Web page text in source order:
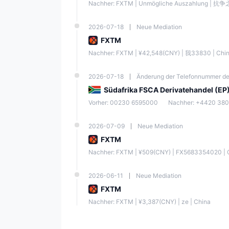
FXTM Informationen
FXTM (Forex Time), gegründet 2011, ist ein
Authority (FCA) in Großbritannien reguliert wird.
wettbewerbsfähigen variablen Spreads, die bis auf
Nachher: ​​FXTM | Unmögliche Auszahlung | 抗争
2026-07-18 Neue Mediation
FXTM
Nachher: ​​FXTM | ¥42,548(CNY) | 我33830 |
2026-07-18 Änderung der Telefonnummer
Südafrika FSCA Derivatehandel (EP)
Vorher: 00230 6595000 Nachher: ​​+4420
2026-07-09 Neue Mediation
FXTM
Nachher: ​​FXTM | ¥509(CNY) | FX5683354020 |
2026-06-11 Neue Mediation
FXTM
Nachher: ​​FXTM | ¥3,387(CNY) | ze | China